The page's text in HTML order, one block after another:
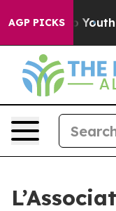
AGP PICKS
to Youth Brazil